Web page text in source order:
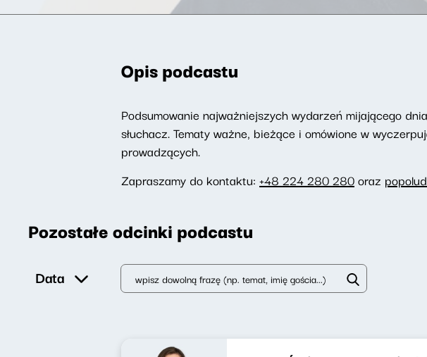
Opis podcastu
Podsumowanie najważniejszych wydarzeń mijającego
słuchacz. Tematy ważne, bieżące i omówione w
prowadzących.
Zapraszamy do kontaktu: +48 224 280 280oraz
Pozostałe odcinki podcastu
Data